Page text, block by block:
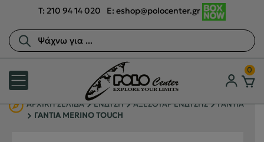
T: 210 94 14 020 E:eshop@polocenter.gr
0
Αναζήτηση
προϊόντων
ΑΡΧΙΚΉ ΣΕΛΊΔΑ ΕΝΔΥΣΗ ΑΞΕΣΟΥΑΡ ΕΝΔΥΣΗΣ
ΓΑΝΤΙΑ
ΓΑΝΤΙΑ MERINO TOUCH